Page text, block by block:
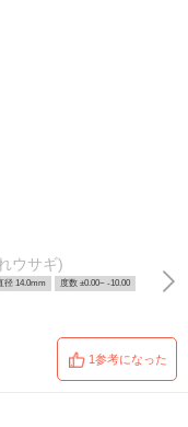
ウサギ)
径 14.0mm 度数 ±0.00~ -10.00
1参考になった